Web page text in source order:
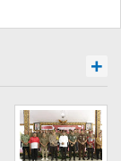
+